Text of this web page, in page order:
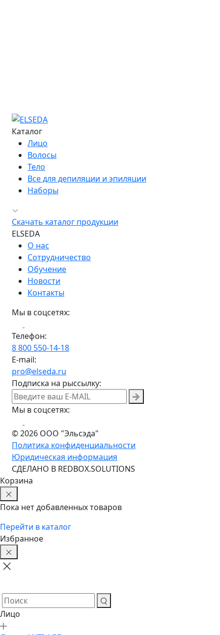
Каталог
Лицо
Волосы
Тело
Все для депиляции и эпиляции
Наборы
Скачать каталог продукции
ELSEDA
О нас
Сотрудничество
Обучение
Новости
Контакты
Мы в соцсетях:
Телефон:
8 800 550-14-18
E-mail:
pro@elseda.ru
Подписка на рыссылку:
Мы в соцсетях:
© 2026 ООО "Эльсэда"
Политика конфиденциальности
Юридическая информация
CДЕЛАНО В REDBOX.SOLUTIONS
Корзина
Пока нет добавленных товаров
Перейти в каталог
Избранное
Лицо